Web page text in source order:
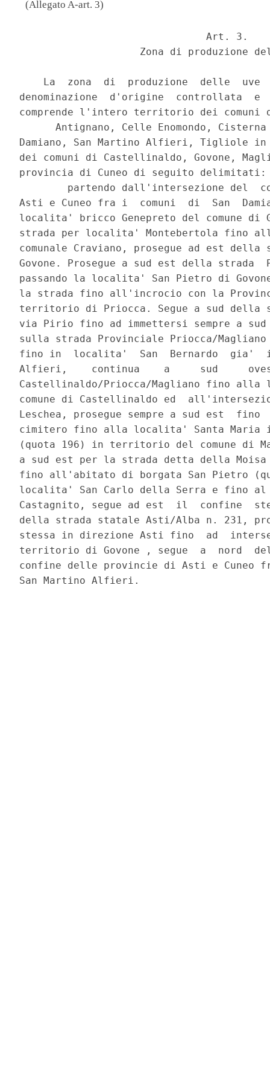
(Allegato A-art. 3)
                               Art. 3.
Zona di produzione
La  zona  di  produzione  delle  uve
denominazione  d'origine  controllata
comprende l'intero territorio dei
Antignano, Celle Enomondo,
Damiano, San Martino Alfieri, Tigliole
dei comuni di Castellinaldo, Govone,
provincia di Cuneo di seguito
partendo dall'intersezione del
Asti e Cuneo fra i  comuni  di  San
localita' bricco Genepreto del comune di
strada per localita' Montebertola fino
comunale Craviano, prosegue ad est
Govone. Prosegue a sud est della strada
passando la localita' San Pietro di
la strada fino all'incrocio con la
territorio di Priocca. Segue a sud della
via Pirio fino ad immettersi sempre a
sulla strada Provinciale Priocca/
fino in  localita'  San  Bernardo  gia'
Alfieri,    continua    a     sud
Castellinaldo/Priocca/Magliano fino
comune di Castellinaldo ed
Leschea, prosegue sempre a sud est
cimitero fino alla localita' Santa Maria
(quota 196) in territorio del comune di
a sud est per la strada detta della Moisa
fino all'abitato di borgata San Pietro
localita' San Carlo della Serra e fino
Castagnito, segue ad est  il  confine
della strada statale Asti/Alba n. 231,
stessa in direzione Asti fino  ad
territorio di Govone , segue  a  nord
confine delle provincie di Asti e
San Martino Alfieri.